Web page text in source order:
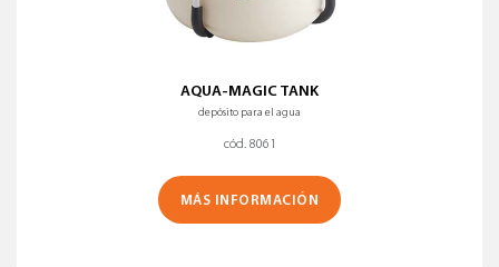
AQUA-MAGIC TANK
depósito para el agua
cód. 8061
MÁS INFORMACIÓN